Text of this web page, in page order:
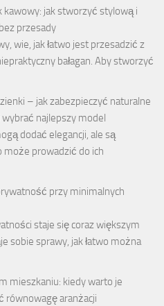
kawowy: jak stworzyć stylową i
przesady
wie, jak łatwo jest przesadzić z
bałagan. Aby stworzyć
– jak zabezpieczyć naturalne
najlepszy model
dodać elegancji, ale są
może prowadzić do ich
przy minimalnych
staje się coraz większym
sobie sprawy, jak łatwo można
mieszkaniu: kiedy warto je
równowagę aranżacji